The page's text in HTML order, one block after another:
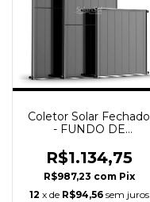
Coletor Solar Fechado
- FUNDO DE
1,5x1 / SolareSol
R$1.134,75
R$987,23 com Pix
12 x de R$94,56 sem juros